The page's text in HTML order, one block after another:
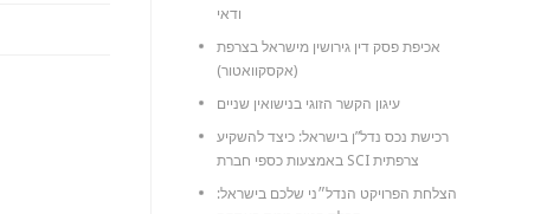
ודאי
אכיפת פסק דין גירושין מישראל בצרפת
(אקסקוואטור)
עיגון הקשר הזוגי בנישואין שניים
רכישת נכס נדל”ן בישראל: כיצד להשקיע
באמצעות כספי חברת SCI צרפתית
הצלחת הפרויקט הנדל״ני שלכם בישראל: